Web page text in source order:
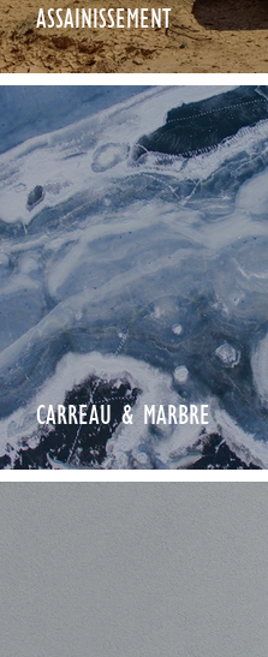
ASSAINISSEMENT
CARREAU & MARBRE